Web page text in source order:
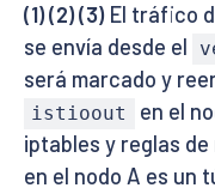
(1) (2) (3)El tráfico
se envía desde el
será marcado y
istioout
en el
iptables y reglas
en el nodo A es un